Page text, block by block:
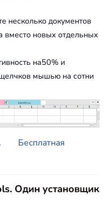
несколько документов
вместо новых отдельных
на50% и
мышью на сотни
Бесплатная
Один установщик